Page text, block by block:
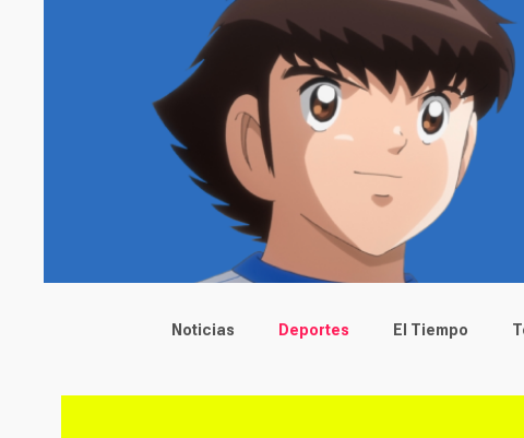
Main menu
Noticias Deportes El Tiempo